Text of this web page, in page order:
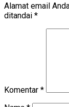
Alamat email
ditandai *
Komentar *